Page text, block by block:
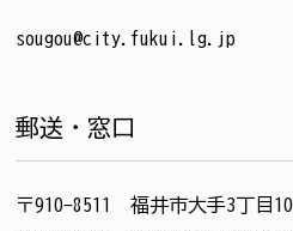
sougou@city.fukui.lg.jp
郵送・窓口
〒910-8511 福井市大手3丁目